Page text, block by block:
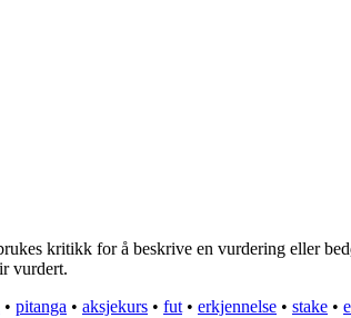
kritikk for å beskrive en vurdering eller
vurdert.
• pitanga • aksjekurs • fut • erkjennelse • stake •